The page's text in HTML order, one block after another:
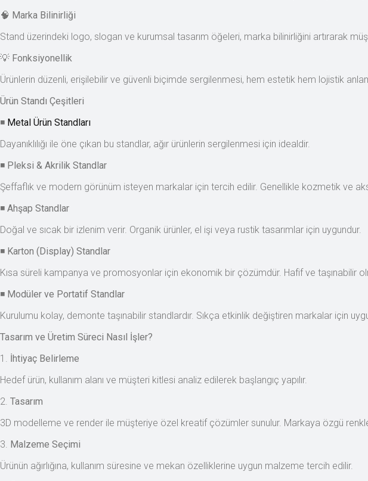
🧠 Marka Bilinirliği
Stand üzerindeki logo, slogan ve kurumsal tasarım öğeleri, marka bilinirliğini artırarak
💡 Fonksiyonellik
Ürünlerin düzenli, erişilebilir ve güvenli biçimde sergilenmesi, hem estetik hem lojistik
Ürün Standı Çeşitleri
◾ Metal Ürün Standları
Dayanıklılığı ile öne çıkan bu standlar, ağır ürünlerin sergilenmesi için idealdir.
◾ Pleksi & Akrilik Standlar
Şeffaflık ve modern görünüm isteyen markalar için tercih edilir. Genellikle kozmetik ve
◾ Ahşap Standlar
Doğal ve sıcak bir izlenim verir. Organik ürünler, el işi veya rustik tasarımlar için uygundur.
◾ Karton (Display) Standlar
Kısa süreli kampanya ve promosyonlar için ekonomik bir çözümdür. Hafif ve taşınabilir
◾ Modüler ve Portatif Standlar
Kurulumu kolay, demonte taşınabilir standlardır. Sıkça etkinlik değiştiren markalar için
Tasarım ve Üretim Süreci Nasıl İşler?
1. İhtiyaç Belirleme
Hedef ürün, kullanım alanı ve müşteri kitlesi analiz edilerek başlangıç yapılır.
2. Tasarım
3D modelleme ve render ile müşteriye özel kreatif çözümler sunulur. Markaya özgü
3. Malzeme Seçimi
Ürünün ağırlığına, kullanım süresine ve mekan özelliklerine uygun malzeme tercih edilir.